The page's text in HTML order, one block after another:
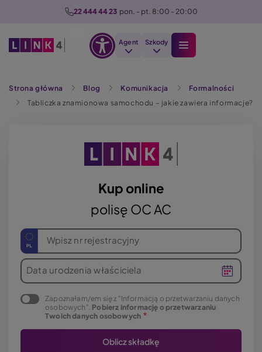
22 444 44 23 pon. - pt. 8:00 - 20:00
Agent Szkody
Strona główna Blog Komunikacja
Formalności
Tabliczka znamionowa samochodu – jakie zawiera informacje?
Kup online
polisę OC AC
Wpisz nr rejestracyjny
Data urodzenia właściciela
Zapoznałam/em się z "Informacją o przetwarzaniu danych
osobowych". Pobierz informację o przetwarzaniu
Twoich danych osobowych